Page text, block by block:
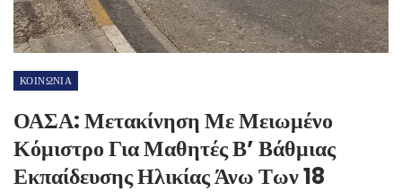
ΚΟΙΝΩΝΙΑ
ΟΑΣΑ: Μετακίνηση Με Μειωμένο
Κόμιστρο Για Μαθητές Β’ Βάθμιας
Εκπαίδευσης Ηλικίας Άνω Των 18